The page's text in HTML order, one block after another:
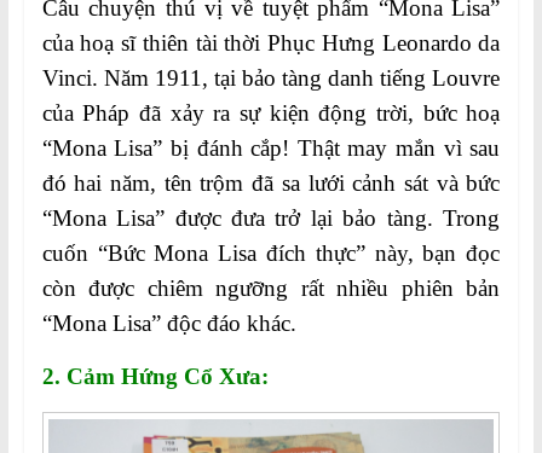
Câu chuyện thú vị về tuyệt phẩm “Mona Lisa”
của hoạ sĩ thiên tài thời Phục Hưng Leonardo da
Vinci. Năm 1911, tại bảo tàng danh tiếng Louvre
của Pháp đã xảy ra sự kiện động trời, bức hoạ
“Mona Lisa” bị đánh cắp! Thật may mắn vì sau
đó hai năm, tên trộm đã sa lưới cảnh sát và bức
“Mona Lisa” được đưa trở lại bảo tàng. Trong
cuốn “Bức Mona Lisa đích thực” này, bạn đọc
còn được chiêm ngưỡng rất nhiều phiên bản
“Mona Lisa” độc đáo khác.
2. Cảm Hứng Cổ Xưa: